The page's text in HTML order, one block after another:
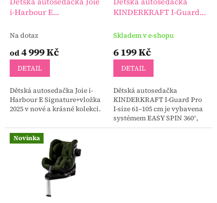
ui-Harbour E
Na dotaz
od4 999 Kč
DETAIL
Dětská autosedačka Joie i-
Harbour E Signature+vložka
2025 v nové a krásné kolekci.
KINDERKRAFT I-Guard
Skladem v e-shopu
6 199 Kč
DETAIL
Dětská autosedačka
KINDERKRAFT I-Guard Pro
I-size 61–105 cm je vybavena
systémem EASY SPIN 360°,
který zvyšuje bezpečnost
Novinka